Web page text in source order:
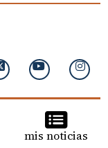
mis noticias